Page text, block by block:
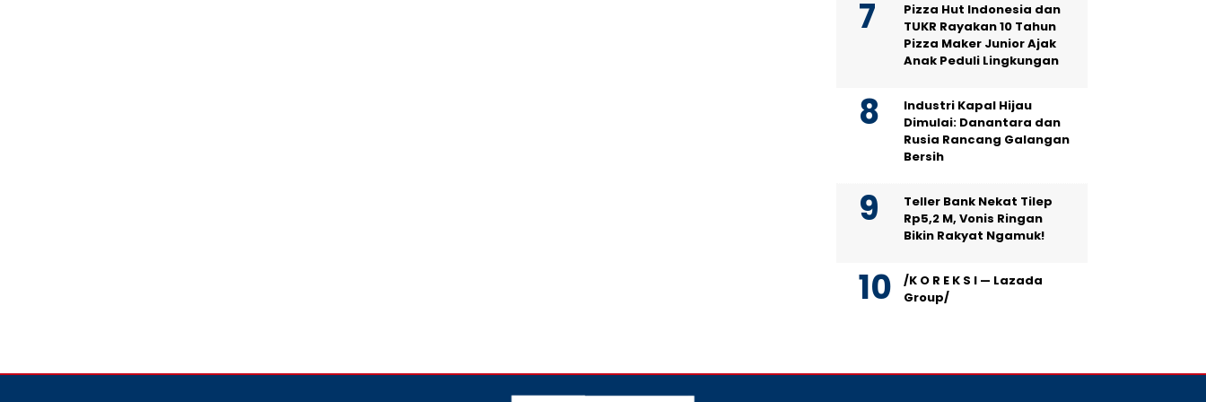
Pizza Hut Indonesia dan
TUKR Rayakan 10 Tahun
Pizza Maker Junior Ajak
Anak Peduli Lingkungan
Industri Kapal Hijau
Dimulai: Danantara dan
Rusia Rancang Galangan
Bersih
Teller Bank Nekat Tilep
Rp5,2 M, Vonis Ringan
Bikin Rakyat Ngamuk!
/K O R E K S I — Lazada
Group/